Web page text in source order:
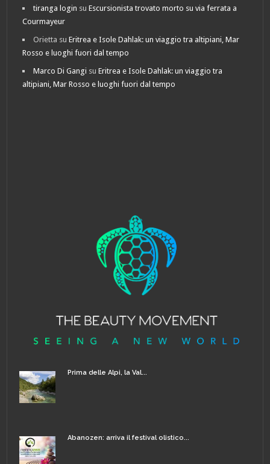
tiranga login suEscursionista trovato morto su via ferrata a
Courmayeur
Orietta suEritrea e Isole Dahlak: un viaggio tra altipiani, Mar
Rosso e luoghi fuori dal tempo
Marco Di Gangi suEritrea e Isole Dahlak: un viaggio tra
altipiani, Mar Rosso e luoghi fuori dal tempo
Prima delle Alpi, la Val...
Abanozen: arriva il festival olistico...